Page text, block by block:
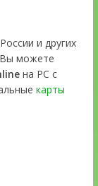
и других
Вы можете
на PC с
карты